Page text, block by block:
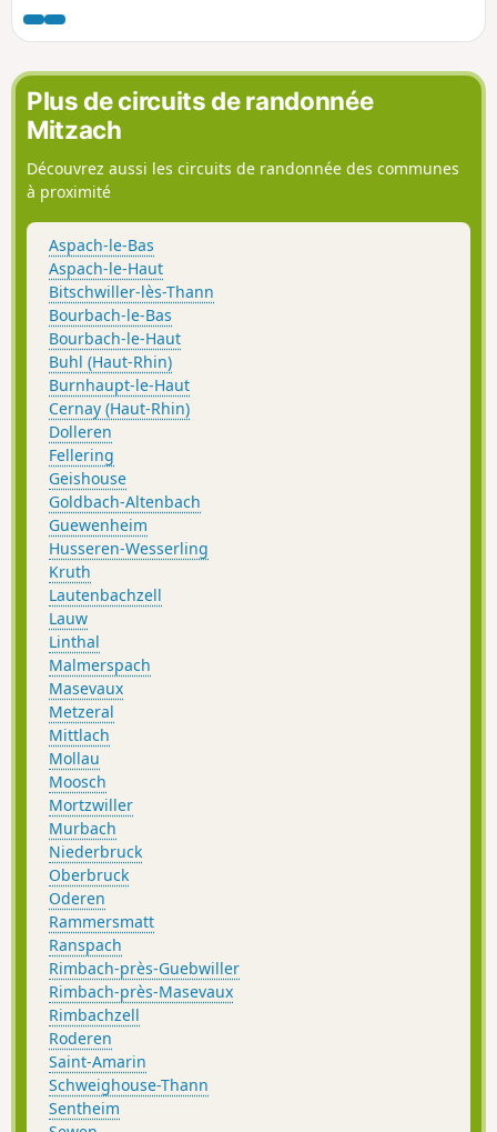
casse-croûte tout en admirant le paysage. Au lac du Grand
Neuweiher une halte à l'auberge-refuge permet de nous
désaltérer avant de reprendre le chemin du retour vers
Rimbach. Message de la modération : le sentier balisé
Disque Bleu entre (6) et Ermensbach est interdit d'accès, il
ne doit pas servir d'alternative au sentier Chevalet Jaune
(Steinweg).
Plus de circuits de randonnée
Mitzach
Découvrez aussi les circuits de randonnée des communes
à proximité
Aspach-le-Bas
Aspach-le-Haut
Bitschwiller-lès-Thann
Bourbach-le-Bas
Bourbach-le-Haut
Buhl (Haut-Rhin)
Burnhaupt-le-Haut
Cernay (Haut-Rhin)
Dolleren
Fellering
Geishouse
Goldbach-Altenbach
Guewenheim
Husseren-Wesserling
Kruth
Lautenbachzell
Lauw
Linthal
Malmerspach
Masevaux
Metzeral
Mittlach
Mollau
Moosch
Mortzwiller
Murbach
Niederbruck
Oberbruck
Oderen
Rammersmatt
Ranspach
Rimbach-près-Guebwiller
Rimbach-près-Masevaux
Rimbachzell
Roderen
Saint-Amarin
Schweighouse-Thann
Sentheim